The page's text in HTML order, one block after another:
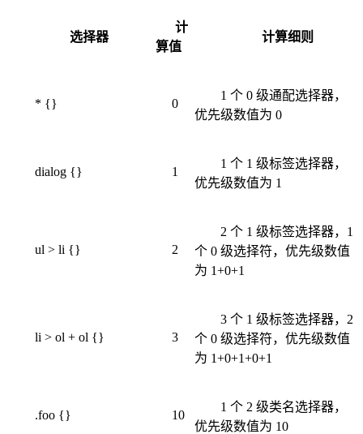
选择器
计
算值
计算细则
* {} 0
1 个 0 级通配选择器，
优先级数值为 0
dialog {} 1
1 个 1 级标签选择器，
优先级数值为 1
ul > li {} 2
2 个 1 级标签选择器，1
个 0 级选择符，优先级数值
为 1+0+1
li > ol + ol {} 3
3 个 1 级标签选择器，2
个 0 级选择符，优先级数值
为 1+0+1+0+1
.foo {} 10
1 个 2 级类名选择器，
优先级数值为 10